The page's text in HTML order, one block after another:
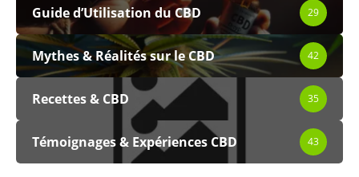
Guide d’Utilisation du CBD 29
Mythes & Réalités sur le CBD 42
Recettes & CBD 35
Témoignages & Expériences CBD 43